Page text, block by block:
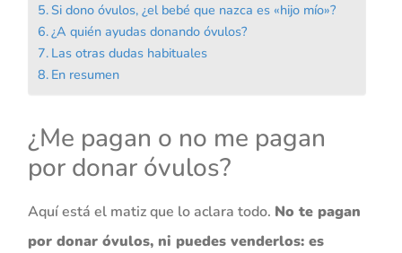
Si dono óvulos, ¿el bebé que nazca es «hijo mío»?
¿A quién ayudas donando óvulos?
Las otras dudas habituales
En resumen
¿Me pagan o no me pagan
por donar óvulos?
Aquí está el matiz que lo aclara todo. No te pagan
por donar óvulos, ni puedes venderlos: es